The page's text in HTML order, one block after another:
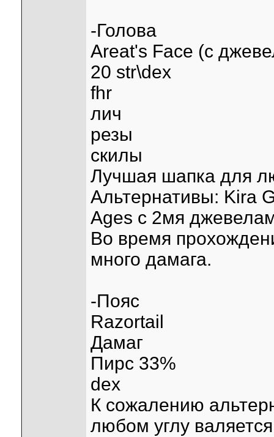
-Голова
Areat's Face (c
20 str\dex
fhr
лич
резы
скилы
Лучшая шапка для
Альтернативы: Kira
Ages с 2мя
Во время
много дамага.
-Пояс
Razortail
Дамаг
Пирс 33%
dex
К сожалению
любом углу